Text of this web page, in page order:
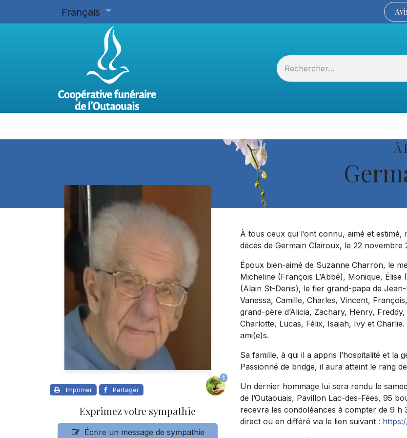
Français
À
Imprimer Partager
1
Exprimez votre sympathie
Écrire un message de sympathie
À tous ceux qui l’ont connu, aimé et
décès de Germain Clairoux, le 22 novembre
Époux bien-aimé de Suzanne Charron, le
Micheline (François L’Abbé), Monique,
(Alain St-Denis), le fier grand-papa de
Vanessa, Camille, Charles, Vincent,
grand-père d’Alicia, Zachary, Henry,
Charlotte, Lucas, Félix, Isaiah, Ivy et
ami(e)s.
Sa famille, à qui il a appris l’hospitalité et la
Passionné de bridge, il aura atteint le rang
Un dernier hommage lui sera rendu le
de l’Outaouais, Pavillon Lac-des-Fées, 95
recevra les condoléances à compter de 9 h
direct ou en différé via le lien suivant :